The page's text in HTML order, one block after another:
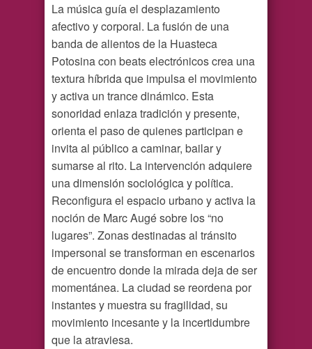
La música guía el desplazamiento
afectivo y corporal. La fusión de una
banda de alientos de la Huasteca
Potosina con beats electrónicos crea una
textura híbrida que impulsa el movimiento
y activa un trance dinámico. Esta
sonoridad enlaza tradición y presente,
orienta el paso de quienes participan e
invita al público a caminar, bailar y
sumarse al rito. La intervención adquiere
una dimensión sociológica y política.
Reconfigura el espacio urbano y activa la
noción de Marc Augé sobre los “no
lugares”. Zonas destinadas al tránsito
impersonal se transforman en escenarios
de encuentro donde la mirada deja de ser
momentánea. La ciudad se reordena por
instantes y muestra su fragilidad, su
movimiento incesante y la incertidumbre
que la atraviesa.